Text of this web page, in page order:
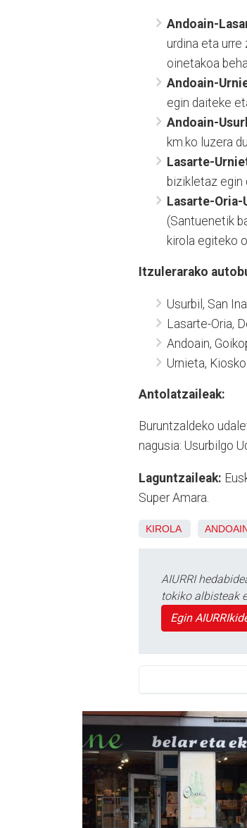
Andoain-
urdina eta urre
oinetakoa
Andoain-
egin daiteke
Andoain-
km.ko luzera
Lasarte-
bizikletaz egin
Lasarte-
(Santuenetik
kirola egiteko
Itzulerarako
Usurbil, San
Lasarte-Oria,
Andoain,
Urnieta,
Antolatzaileak:
Buruntzaldeko
nagusia: Usurbilgo
Laguntzaileak:
Super Amara.
KIROLA
AIURRI
tokiko albisteak
Egin